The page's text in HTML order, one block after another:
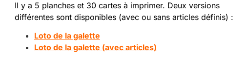
Il y a 5 planches et 30 cartes à imprimer. Deux versions
différentes sont disponibles (avec ou sans articles définis) :
Loto de la galette
Loto de la galette (avec articles)